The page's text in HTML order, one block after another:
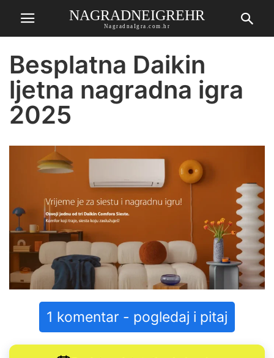
NAGRADNEIGREHR
NagradnaIgra.com.hr
Besplatna Daikin
ljetna nagradna igra
2025
1 komentar - pogledaj i pitaj